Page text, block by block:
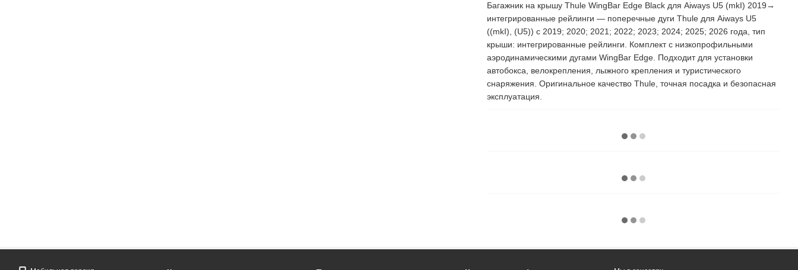
Багажник на крышу Thule WingBar Edge Black для Aiways U5 (mkI) 2019→
интегрированные рейлинги — поперечные дуги Thule для Aiways U5
((mkI), (U5)) с 2019; 2020; 2021; 2022; 2023; 2024; 2025; 2026 года, тип
крыши: интегрированные рейлинги. Комплект с низкопрофильными
аэродинамическими дугами WingBar Edge. Подходит для установки
автобокса, велокрепления, лыжного крепления и туристического
снаряжения. Оригинальное качество Thule, точная посадка и безопасная
эксплуатация.